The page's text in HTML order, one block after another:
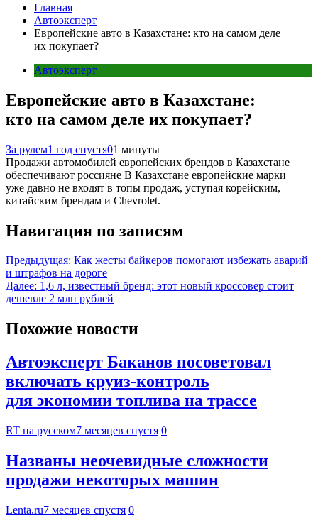
Главная
Автоэксперт
Европейские авто в Казахстане: кто на самом деле
их покупает?
Автоэксперт
Европейские авто в Казахстане:
кто на самом деле их покупает?
За рулем1 год спустя01 минуты
Продажи автомобилей европейских брендов в Казахстане
обеспечивают россияне В Казахстане европейские марки
уже давно не входят в топы продаж, уступая корейским,
китайским брендам и Chevrolet.
Навигация по записям
Предыдущая: Как жесты байкеров помогают избежать аварий
и штрафов на дороге
Далее: 1,6 л, известный бренд: этот новый кроссовер стоит
дешевле 2 млн рублей
Похожие новости
Автоэксперт Баканов посоветовал
включать круиз-контроль
для экономии топлива на трассе
RT на русском7 месяцев спустя 0
Названы неочевидные сложности
продажи некоторых машин
Lenta.ru7 месяцев спустя 0